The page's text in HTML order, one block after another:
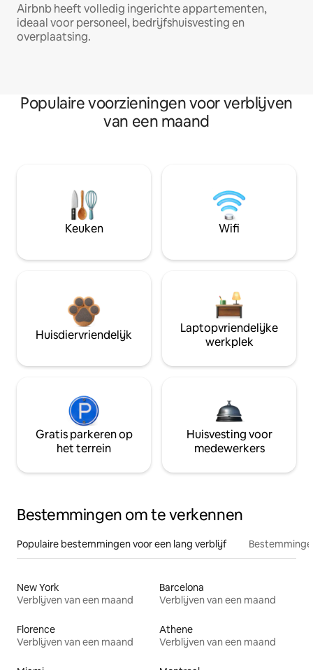
Airbnb heeft volledig ingerichte appartementen,
ideaal voor personeel, bedrijfshuisvesting en
overplaatsing.
Populaire voorzieningen voor verblijven
van een maand
Keuken Wifi
Huisdiervriendelijk
Laptopvriendelijke
werkplek
Gratis parkeren op
het terrein
Huisvesting voor
medewerkers
Bestemmingen om te verkennen
Populaire bestemmingen voor een lang verblijf
New York
Verblijven van een maand
Barcelona
Verblijven van een maand
Florence
Verblijven van een maand
Athene
Verblijven van een maand